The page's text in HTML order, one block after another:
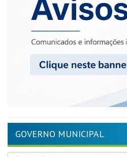
GOVERNO MUNICIPAL